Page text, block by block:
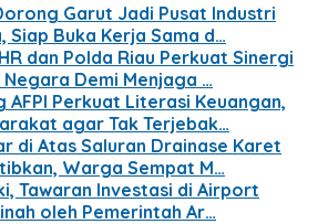
Garut Jadi Pusat Industri
Siap Buka Kerja Sama d…
dan Polda Riau Perkuat Sinergi
Demi Menjaga …
AFPI Perkuat Literasi Keuangan,
agar Tak Terjebak…
di Atas Saluran Drainase Karet
Warga Sempat M…
Tawaran Investasi di Airport
oleh Pemerintah Ar…